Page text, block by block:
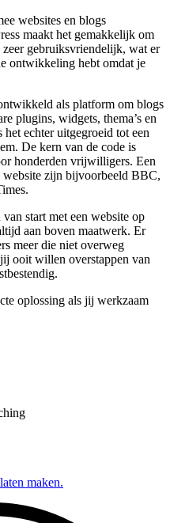
websites en blogs
maakt het gemakkelijk om
gebruiksvriendelijk, wat er
ontwikkeling hebt omdat je
als platform om blogs
plugins, widgets, thema’s en
echter uitgegroeid tot een
De kern van de code is
honderden vrijwilligers. Een
website zijn bijvoorbeeld BBC,
start met een website op
aan boven maatwerk. Er
meer die niet overweg
ooit willen overstappen van
oplossing als jij werkzaam
maken.